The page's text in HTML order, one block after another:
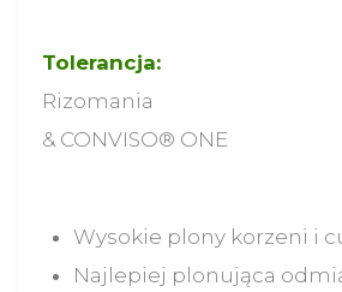
Tolerancja:
Rizomania
& CONVISO® ONE
Wysokie plony korzeni i
Najlepiej plonująca